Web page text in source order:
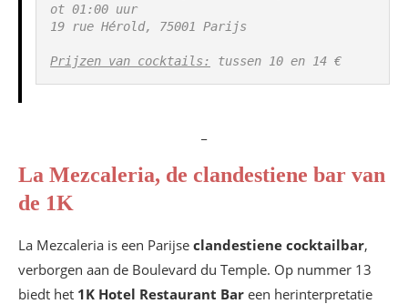
ot 01:00 uur
19 rue Hérold, 75001 Parijs
Prijzen van cocktails: tussen 10 en 14 €
La Mezcaleria, de clandestiene bar van
de 1K
La Mezcaleria is een Parijse clandestiene cocktailbar,
verborgen aan de Boulevard du Temple. Op nummer 13
biedt het 1K Hotel Restaurant Bar een herinterpretatie